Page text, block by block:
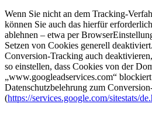
Wenn Sie nicht an dem Tracking-
können Sie auch das hierfür
ablehnen – etwa per
Setzen von Cookies generell
Conversion-Tracking auch
so einstellen, dass Cookies von der
„www.googleadservices.com“
Datenschutzbelehrung zum
(https://services.google.com/sitestats/